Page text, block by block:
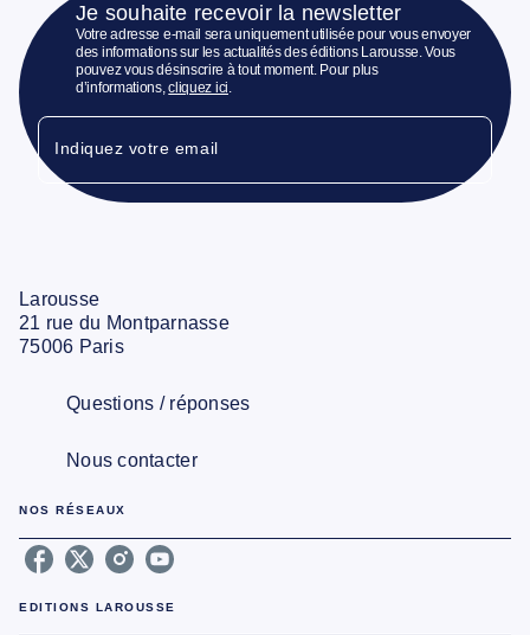
Je souhaite recevoir la newsletter
Votre adresse e-mail sera uniquement utilisée pour vous envoyer
des informations sur les actualités des éditions Larousse. Vous
pouvez vous désinscrire à tout moment. Pour plus
d’informations,cliquez ici.
Indiquez votre email
Larousse
21 rue du Montparnasse
75006 Paris
Questions / réponses
Nous contacter
NOS RÉSEAUX
EDITIONS LAROUSSE